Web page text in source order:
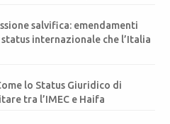
salvifica: emendamenti
internazionale che l’Italia
lo Status Giuridico di
tra l’IMEC e Haifa